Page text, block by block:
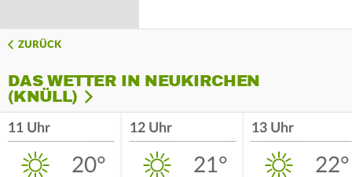
ZURÜCK
DAS WETTER IN NEUKIRCHEN
(KNÜLL)
11 Uhr
20°
12 Uhr
21°
13 Uhr
22°